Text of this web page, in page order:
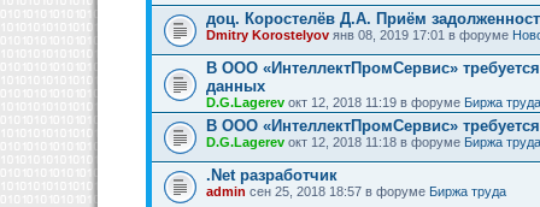
доц. Коростелёв Д.А. Приём
Dmitry Korostelyov янв 08, 2019 17:01 в форуме
В ООО «ИнтеллектПромСервис» требуется
данных
D.G.Lagerev окт 12, 2018 11:19 в форуме Биржа труда
В ООО «ИнтеллектПромСервис»
D.G.Lagerev окт 12, 2018 11:18 в форуме Биржа труда
.Net разработчик
admin сен 25, 2018 18:57 в форуме Биржа труда